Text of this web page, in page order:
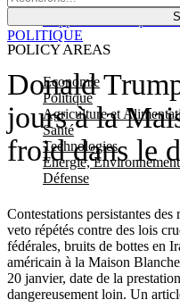
POLICY AREAS
Economie
Politique
Agriculture et
Santé
Technologies
Energie,
Défense
Donald
jours à la
froid dans le
Contestations persistantes
veto répétés contre des lois
fédérales, bruits de bottes en
américain à la Maison
20 janvier, date de la
dangereusement loin. Un
POLITIQUE